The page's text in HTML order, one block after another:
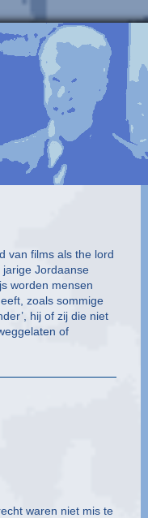
van films als the lord
jarige Jordaanse
worden mensen
zoals sommige
hij of zij die niet
of
waren niet mis te